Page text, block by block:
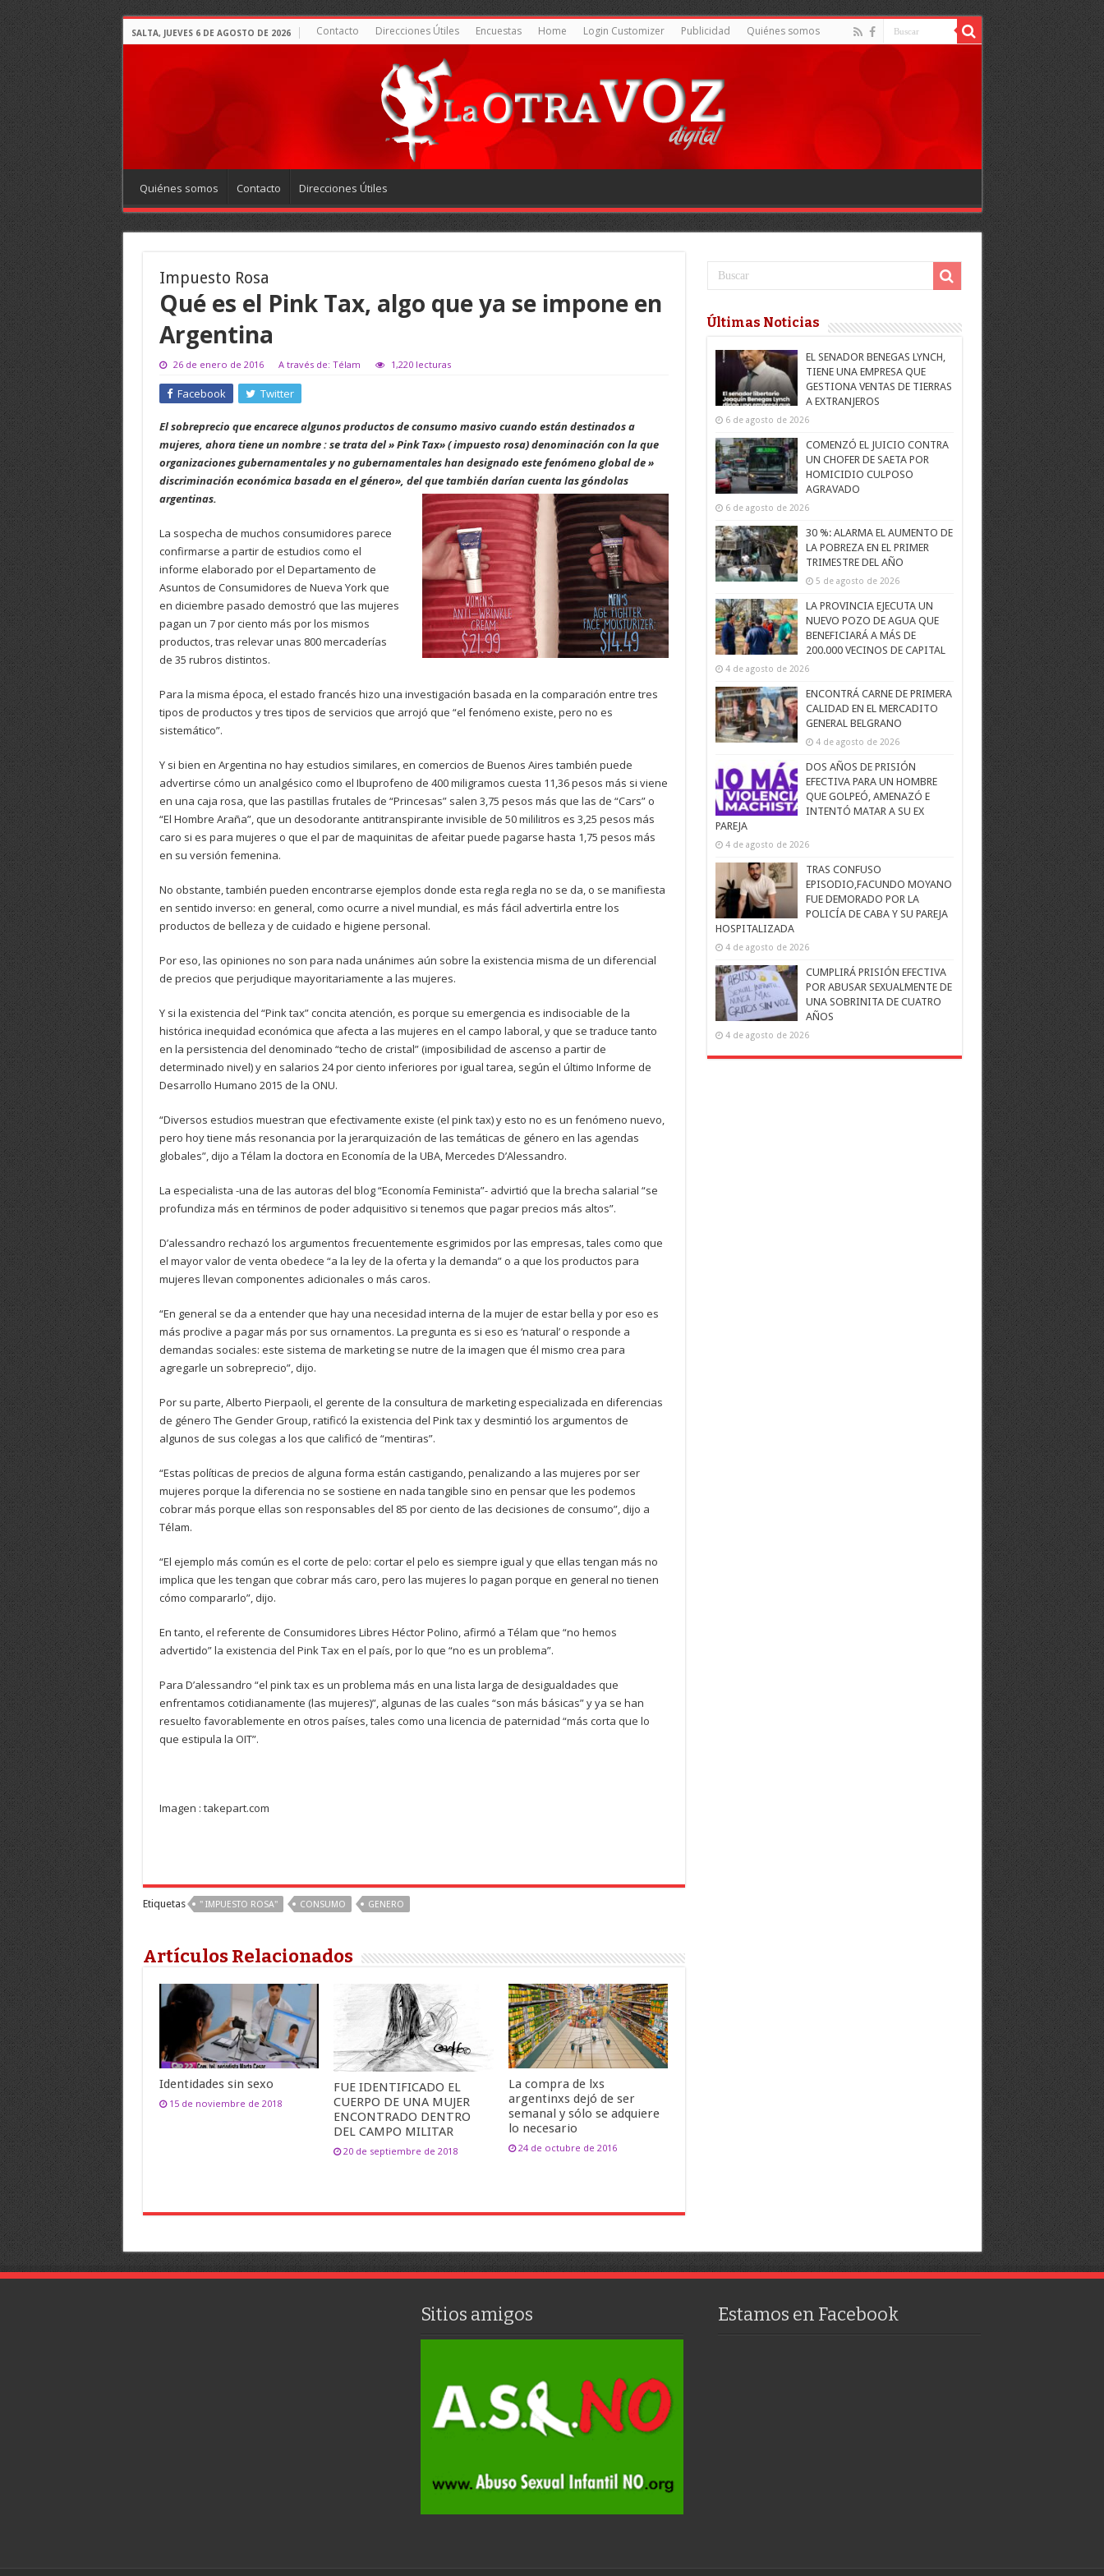
SALTA, JUEVES 6 DE AGOSTO DE 2026 Contacto Direcciones Útiles Encuestas Home Login Customizer Publicidad Quiénes somos
Quiénes somos Contacto Direcciones Útiles
Impuesto Rosa
Qué es el Pink Tax, algo que ya se impone en
Argentina
26 de enero de 2016 A través de: Télam 1,220 lecturas
Facebook Twitter
El sobreprecio que encarece algunos productos de consumo masivo cuando están destinados a
mujeres, ahora tiene un nombre : se trata del » Pink Tax» ( impuesto rosa) denominación con la que
organizaciones gubernamentales y no gubernamentales han designado este fenómeno global de »
discriminación económica basada en el género», del que también darían cuenta las góndolas
argentinas.
La sospecha de muchos consumidores parece
confirmarse a partir de estudios como el
informe elaborado por el Departamento de
Asuntos de Consumidores de Nueva York que
en diciembre pasado demostró que las mujeres
pagan un 7 por ciento más por los mismos
productos, tras relevar unas 800 mercaderías
de 35 rubros distintos.
Para la misma época, el estado francés hizo una investigación basada en la comparación entre tres
tipos de productos y tres tipos de servicios que arrojó que “el fenómeno existe, pero no es
sistemático”.
Y si bien en Argentina no hay estudios similares, en comercios de Buenos Aires también puede
advertirse cómo un analgésico como el Ibuprofeno de 400 miligramos cuesta 11,36 pesos más si viene
en una caja rosa, que las pastillas frutales de “Princesas” salen 3,75 pesos más que las de “Cars” o
“El Hombre Araña”, que un desodorante antitranspirante invisible de 50 mililitros es 3,25 pesos más
caro si es para mujeres o que el par de maquinitas de afeitar puede pagarse hasta 1,75 pesos más
en su versión femenina.
No obstante, también pueden encontrarse ejemplos donde esta regla regla no se da, o se manifiesta
en sentido inverso: en general, como ocurre a nivel mundial, es más fácil advertirla entre los
productos de belleza y de cuidado e higiene personal.
Por eso, las opiniones no son para nada unánimes aún sobre la existencia misma de un diferencial
de precios que perjudique mayoritariamente a las mujeres.
Y si la existencia del “Pink tax” concita atención, es porque su emergencia es indisociable de la
histórica inequidad económica que afecta a las mujeres en el campo laboral, y que se traduce tanto
en la persistencia del denominado “techo de cristal” (imposibilidad de ascenso a partir de
determinado nivel) y en salarios 24 por ciento inferiores por igual tarea, según el último Informe de
Desarrollo Humano 2015 de la ONU.
“Diversos estudios muestran que efectivamente existe (el pink tax) y esto no es un fenómeno nuevo,
pero hoy tiene más resonancia por la jerarquización de las temáticas de género en las agendas
globales”, dijo a Télam la doctora en Economía de la UBA, Mercedes D’Alessandro.
La especialista -una de las autoras del blog “Economía Feminista”- advirtió que la brecha salarial “se
profundiza más en términos de poder adquisitivo si tenemos que pagar precios más altos”.
D’alessandro rechazó los argumentos frecuentemente esgrimidos por las empresas, tales como que
el mayor valor de venta obedece “a la ley de la oferta y la demanda” o a que los productos para
mujeres llevan componentes adicionales o más caros.
“En general se da a entender que hay una necesidad interna de la mujer de estar bella y por eso es
más proclive a pagar más por sus ornamentos. La pregunta es si eso es ‘natural’ o responde a
demandas sociales: este sistema de marketing se nutre de la imagen que él mismo crea para
agregarle un sobreprecio”, dijo.
Por su parte, Alberto Pierpaoli, el gerente de la consultura de marketing especializada en diferencias
de género The Gender Group, ratificó la existencia del Pink tax y desmintió los argumentos de
algunos de sus colegas a los que calificó de “mentiras”.
“Estas políticas de precios de alguna forma están castigando, penalizando a las mujeres por ser
mujeres porque la diferencia no se sostiene en nada tangible sino en pensar que les podemos
cobrar más porque ellas son responsables del 85 por ciento de las decisiones de consumo”, dijo a
Télam.
“El ejemplo más común es el corte de pelo: cortar el pelo es siempre igual y que ellas tengan más no
implica que les tengan que cobrar más caro, pero las mujeres lo pagan porque en general no tienen
cómo compararlo”, dijo.
En tanto, el referente de Consumidores Libres Héctor Polino, afirmó a Télam que “no hemos
advertido” la existencia del Pink Tax en el país, por lo que “no es un problema”.
Para D’alessandro “el pink tax es un problema más en una lista larga de desigualdades que
enfrentamos cotidianamente (las mujeres)”, algunas de las cuales “son más básicas” y ya se han
resuelto favorablemente en otros países, tales como una licencia de paternidad “más corta que lo
que estipula la OIT”.
Imagen : takepart.com
Etiquetas " IMPUESTO ROSA" CONSUMO GENERO
Artículos Relacionados
Identidades sin sexo
15 de noviembre de 2018
FUE IDENTIFICADO EL
CUERPO DE UNA MUJER
ENCONTRADO DENTRO
DEL CAMPO MILITAR
20 de septiembre de 2018
La compra de lxs
argentinxs dejó de ser
semanal y sólo se adquiere
lo necesario
24 de octubre de 2016
Últimas Noticias
EL SENADOR BENEGAS LYNCH,
TIENE UNA EMPRESA QUE
GESTIONA VENTAS DE TIERRAS
A EXTRANJEROS
6 de agosto de 2026
COMENZÓ EL JUICIO CONTRA
UN CHOFER DE SAETA POR
HOMICIDIO CULPOSO
AGRAVADO
6 de agosto de 2026
30 %: ALARMA EL AUMENTO DE
LA POBREZA EN EL PRIMER
TRIMESTRE DEL AÑO
5 de agosto de 2026
LA PROVINCIA EJECUTA UN
NUEVO POZO DE AGUA QUE
BENEFICIARÁ A MÁS DE
200.000 VECINOS DE CAPITAL
4 de agosto de 2026
ENCONTRÁ CARNE DE PRIMERA
CALIDAD EN EL MERCADITO
GENERAL BELGRANO
4 de agosto de 2026
DOS AÑOS DE PRISIÓN
EFECTIVA PARA UN HOMBRE
QUE GOLPEÓ, AMENAZÓ E
INTENTÓ MATAR A SU EX
PAREJA
4 de agosto de 2026
TRAS CONFUSO
EPISODIO,FACUNDO MOYANO
FUE DEMORADO POR LA
POLICÍA DE CABA Y SU PAREJA
HOSPITALIZADA
4 de agosto de 2026
CUMPLIRÁ PRISIÓN EFECTIVA
POR ABUSAR SEXUALMENTE DE
UNA SOBRINITA DE CUATRO
AÑOS
4 de agosto de 2026
Sitios amigos Estamos en Facebook